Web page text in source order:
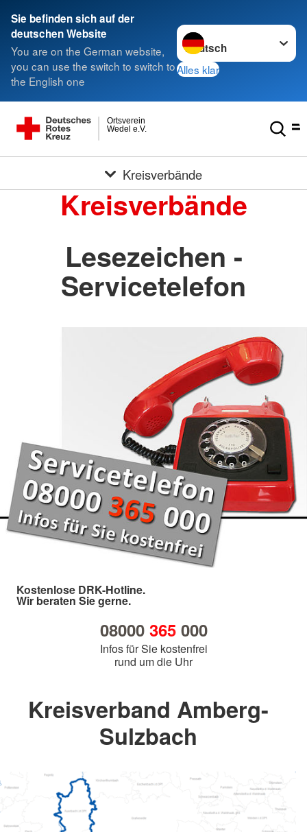
Sie befinden sich auf der
deutschen Website
You are on the German website,
you can use the switch to switch to
the English one
Sprache wechseln zu
Alles klar
Wedel e.V.
Ortsverein
Kreisverbände
Kreisverbände
Lesezeichen -
Servicetelefon
Kostenlose DRK-Hotline.
Wir beraten Sie gerne.
08000 365000
Infos für Sie kostenfrei
rund um die Uhr
Kreisverband Amberg-
Sulzbach